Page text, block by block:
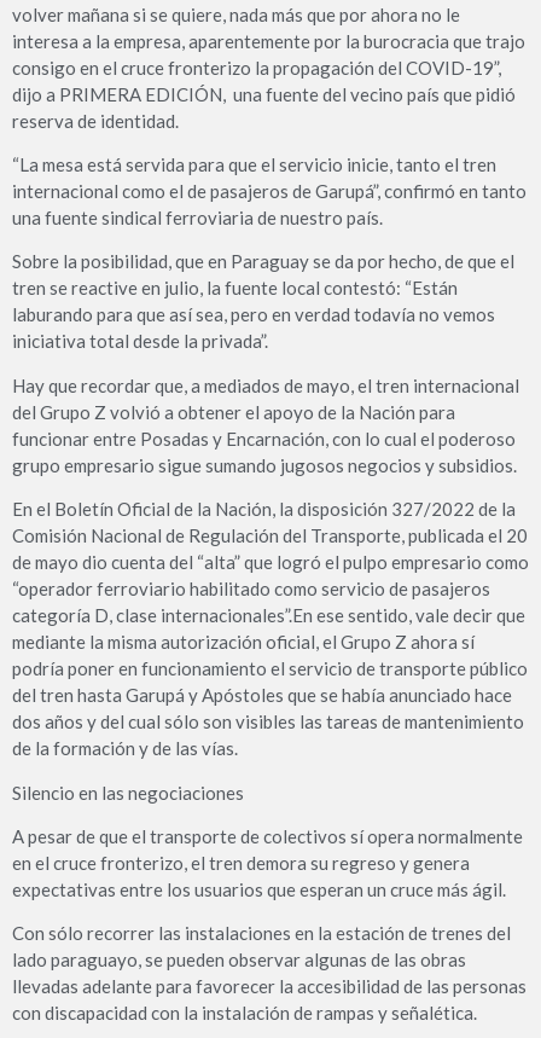
volver mañana si se quiere, nada más que por ahora no le
interesa a la empresa, aparentemente por la burocracia que trajo
consigo en el cruce fronterizo la propagación del COVID-19”,
dijo a PRIMERA EDICIÓN, una fuente del vecino país que pidió
reserva de identidad.
“La mesa está servida para que el servicio inicie, tanto el tren
internacional como el de pasajeros de Garupá”, confirmó en tanto
una fuente sindical ferroviaria de nuestro país.
Sobre la posibilidad, que en Paraguay se da por hecho, de que el
tren se reactive en julio, la fuente local contestó: “Están
laburando para que así sea, pero en verdad todavía no vemos
iniciativa total desde la privada”.
Hay que recordar que, a mediados de mayo, el tren internacional
del Grupo Z volvió a obtener el apoyo de la Nación para
funcionar entre Posadas y Encarnación, con lo cual el poderoso
grupo empresario sigue sumando jugosos negocios y subsidios.
En el Boletín Oficial de la Nación, la disposición 327/2022 de la
Comisión Nacional de Regulación del Transporte, publicada el 20
de mayo dio cuenta del “alta” que logró el pulpo empresario como
“operador ferroviario habilitado como servicio de pasajeros
categoría D, clase internacionales”.En ese sentido, vale decir que
mediante la misma autorización oficial, el Grupo Z ahora sí
podría poner en funcionamiento el servicio de transporte público
del tren hasta Garupá y Apóstoles que se había anunciado hace
dos años y del cual sólo son visibles las tareas de mantenimiento
de la formación y de las vías.
Silencio en las negociaciones
A pesar de que el transporte de colectivos sí opera normalmente
en el cruce fronterizo, el tren demora su regreso y genera
expectativas entre los usuarios que esperan un cruce más ágil.
Con sólo recorrer las instalaciones en la estación de trenes del
lado paraguayo, se pueden observar algunas de las obras
llevadas adelante para favorecer la accesibilidad de las personas
con discapacidad con la instalación de rampas y señalética.